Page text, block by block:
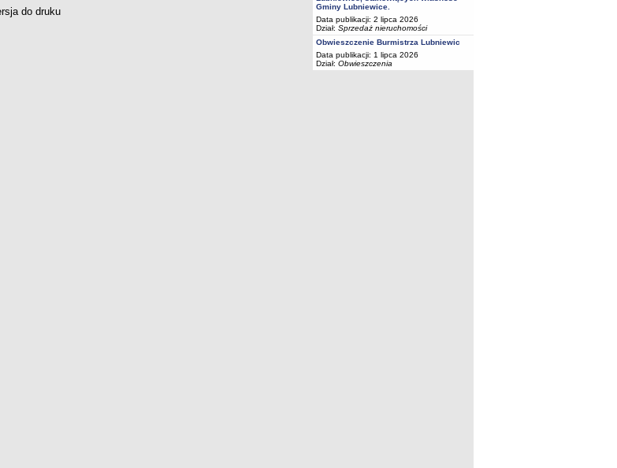
Gminy Lubniewice.
Data publikacji: 2 lipca 2026
Dział: Sprzedaż nieruchomości
Obwieszczenie Burmistrza Lubniewic
Data publikacji: 1 lipca 2026
Dział: Obwieszczenia